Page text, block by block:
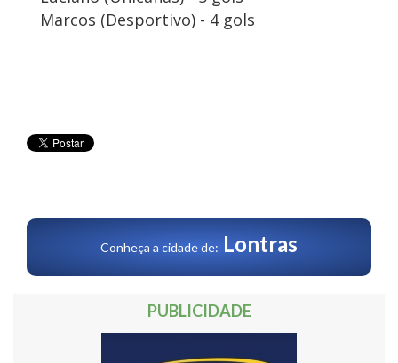
Marcos (Desportivo) - 4 gols
Conheça a cidade de: Lontras
PUBLICIDADE